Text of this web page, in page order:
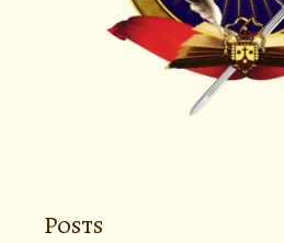
Posts